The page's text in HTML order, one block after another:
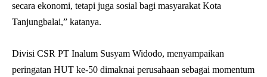
secara ekonomi, tetapi juga sosial bagi masyarakat Kota
Tanjungbalai,” katanya.
Divisi CSR PT Inalum Susyam Widodo, menyampaikan
peringatan HUT ke-50 dimaknai perusahaan sebagai momentum